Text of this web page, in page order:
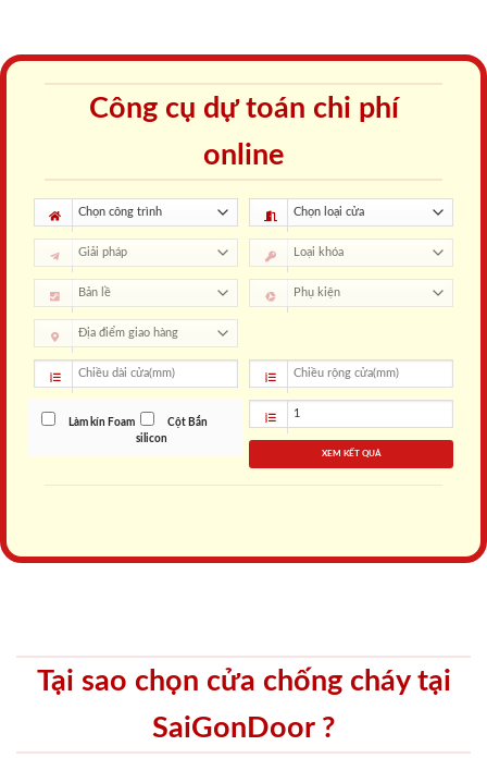
Công cụ dự toán chi phí
online
Làm kín Foam
Cột Bắn
silicon
XEM KẾT QUẢ
Tại sao chọn cửa chống cháy tại
SaiGonDoor ?